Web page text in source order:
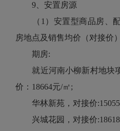
9、安置房源
（1）安置型商品房、配
房地点及销售均价（对接价
期房:
就近河南小柳新村地块
价：18664元/㎡;
华林新苑，对接价:15055
兴城花园，对接价:18618